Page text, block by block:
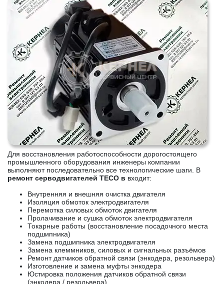
Для восстановления работоспособности дорогостоящего
промышленного оборудования инженеры компании
выполняют последовательно все технологические шаги. В
ремонт серводвигателей TECO в входит:
Внутренняя и внешняя очистка двигателя
Изоляция обмоток электродвигателя
Перемотка силовых обмоток двигателя
Пролачивание и сушка обмоток электродвигателя
Токарные работы (восстановление посадочного места
подшипника)
Замена подшипника электродвигателя
Замена клеммников, силовых и сигнальных разъёмов
Ремонт датчиков обратной связи (энкодера, резольвера)
Изготовление и замена муфты энкодера
Юстировка положения датчиков обратной связи
(энкодера / резольвера)